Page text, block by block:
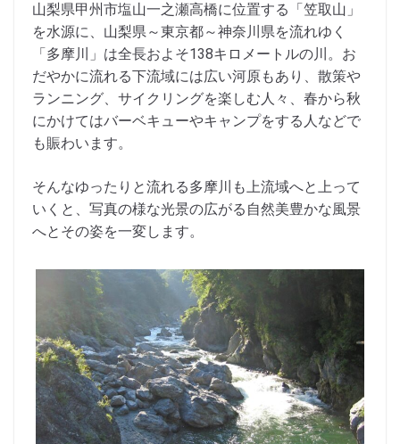
山梨県甲州市塩山一之瀬高橋に位置する「笠取山」
を水源に、山梨県～東京都～神奈川県を流れゆく
「多摩川」は全長およそ138キロメートルの川。お
だやかに流れる下流域には広い河原もあり、散策や
ランニング、サイクリングを楽しむ人々、春から秋
にかけてはバーベキューやキャンプをする人などで
も賑わいます。
そんなゆったりと流れる多摩川も上流域へと上って
いくと、写真の様な光景の広がる自然美豊かな風景
へとその姿を一変します。